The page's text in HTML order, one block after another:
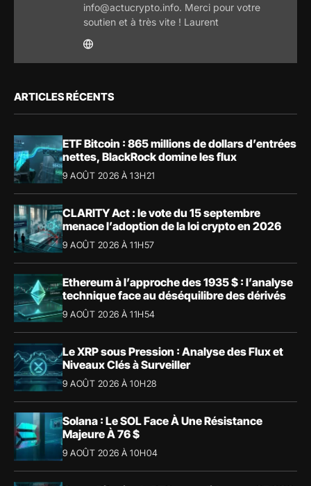
info@actucrypto.info. Merci pour votre
soutien et à très vite ! Laurent
ARTICLES RÉCENTS
ETF Bitcoin : 865 millions de dollars d’entrées
nettes, BlackRock domine les flux
9 AOÛT 2026 À 13H21
CLARITY Act : le vote du 15 septembre
menace l’adoption de la loi crypto en 2026
9 AOÛT 2026 À 11H57
Ethereum à l’approche des 1935 $ : l’analyse
technique face au déséquilibre des dérivés
9 AOÛT 2026 À 11H54
Le XRP sous Pression : Analyse des Flux et
Niveaux Clés à Surveiller
9 AOÛT 2026 À 10H28
Solana : Le SOL Face À Une Résistance
Majeure À 76 $
9 AOÛT 2026 À 10H04